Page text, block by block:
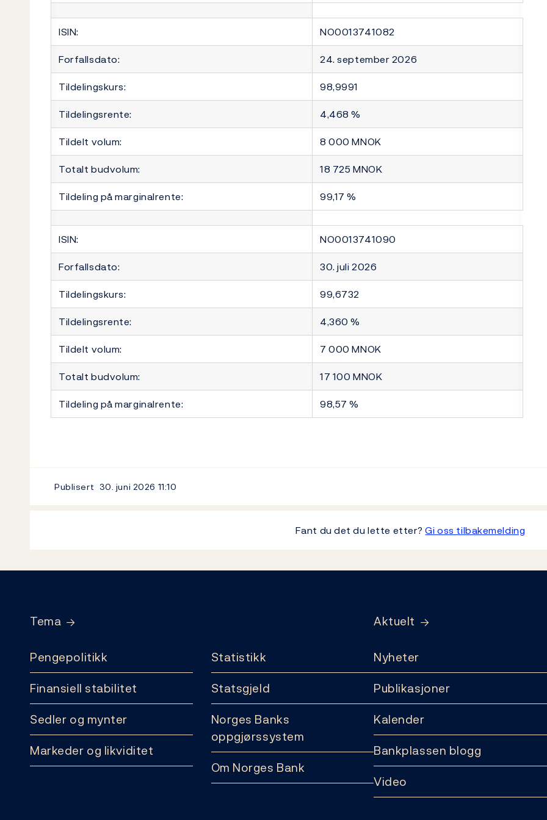
ISIN:
NO0013741082
Forfallsdato:
24. september 2026
Tildelingskurs:
98,9991
Tildelingsrente:
4,468 %
Tildelt volum:
8 000 MNOK
Totalt budvolum:
18 725 MNOK
Tildeling på marginalrente:
99,17 %
ISIN:
NO0013741090
Forfallsdato:
30. juli 2026
Tildelingskurs:
99,6732
Tildelingsrente:
4,360 %
Tildelt volum:
7 000 MNOK
Totalt budvolum:
17 100 MNOK
Tildeling på marginalrente:
98,57 %
Publisert 30. juni 2026 11:10
Fant du det du lette etter?Gi oss tilbakemelding
Tema
Pengepolitikk
Finansiell stabilitet
Sedler og mynter
Markeder og likviditet
Statistikk
Statsgjeld
Norges Banks
oppgjørssystem
Om Norges Bank
Aktuelt
Nyheter
Publikasjoner
Kalender
Bankplassen blogg
Video